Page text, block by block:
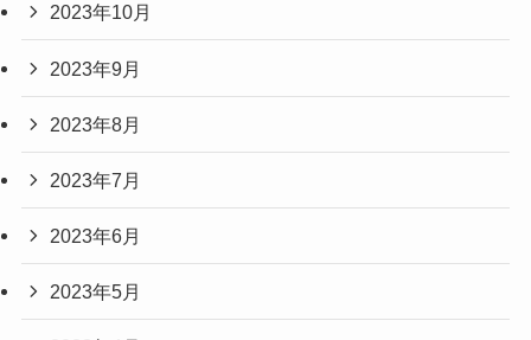
2023年10月
2023年9月
2023年8月
2023年7月
2023年6月
2023年5月